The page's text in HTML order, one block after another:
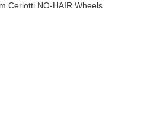
Ceriotti NO-HAIR Wheels.